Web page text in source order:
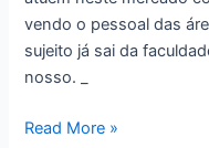
vendo o pessoal das
sujeito já sai da
nosso. _
Uma
Read More »